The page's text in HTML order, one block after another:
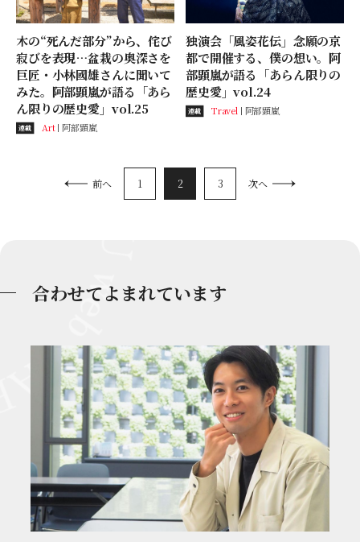
木の“死んだ部分”から、侘び
寂びを表現…盆栽の奥深さを
巨匠・小林國雄さんに聞いて
みた。阿部顕嵐が語る「あら
ん限りの歴史愛」vol.25
連載 Art 阿部顕嵐
独演会「風姿花伝」念願の京
都で開催する、僕の想い。阿
部顕嵐が語る「あらん限りの
歴史愛」vol.24
連載 Travel 阿部顕嵐
前へ 1 2 3 次へ
合わせてよまれています